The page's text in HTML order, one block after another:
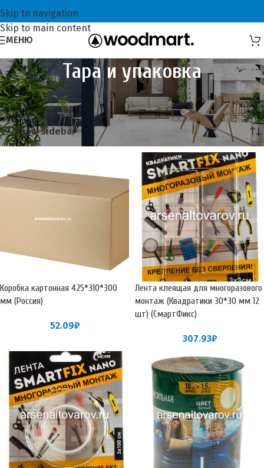
Skip to navigation
Skip to main content
МЕНЮ
Тара и упаковка
Главная Хозтовары
Тара и упаковка
Отображение 1–20 из 50
Show sidebar
Коробка картонная 425*310*300
мм (Россия)
52.09₽
Лента клеящая для многоразового
монтаж (Квадратики 30*30 мм 12
шт) (СмартФикс)
307.93₽